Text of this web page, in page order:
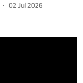
02 Jul 2026